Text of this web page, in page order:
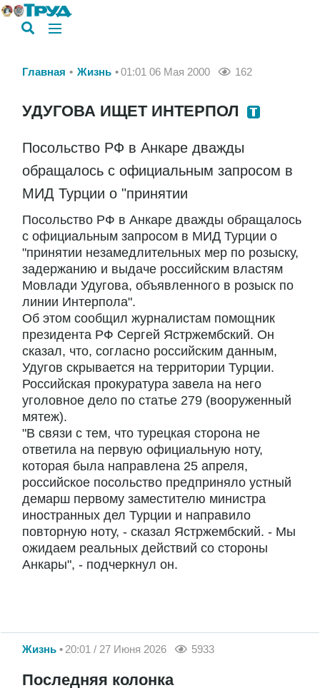
Главная Жизнь 01:01 06 Мая 2000 162
УДУГОВА ИЩЕТ ИНТЕРПОЛ
Посольство РФ в Анкаре дважды
обращалось с официальным запросом в
МИД Турции о "принятии
Посольство РФ в Анкаре дважды обращалось
с официальным запросом в МИД Турции о
"принятии незамедлительных мер по розыску,
задержанию и выдаче российским властям
Мовлади Удугова, объявленного в розыск по
линии Интерпола".
Об этом сообщил журналистам помощник
президента РФ Сергей Ястржембский. Он
сказал, что, согласно российским данным,
Удугов скрывается на территории Турции.
Российская прокуратура завела на него
уголовное дело по статье 279 (вооруженный
мятеж).
"В связи с тем, что турецкая сторона не
ответила на первую официальную ноту,
которая была направлена 25 апреля,
российское посольство предприняло устный
демарш первому заместителю министра
иностранных дел Турции и направило
повторную ноту, - сказал Ястржембский. - Мы
ожидаем реальных действий со стороны
Анкары", - подчеркнул он.
Жизнь 20:01 / 27 Июня 2026 5933
Последняя колонка